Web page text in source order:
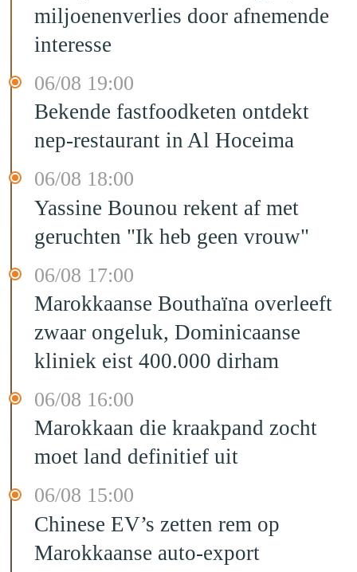
miljoenenverlies door afnemende
interesse
06/08 19:00
Bekende fastfoodketen ontdekt
nep-restaurant in Al Hoceima
06/08 18:00
Yassine Bounou rekent af met
geruchten "Ik heb geen vrouw"
06/08 17:00
Marokkaanse Bouthaïna overleeft
zwaar ongeluk, Dominicaanse
kliniek eist 400.000 dirham
06/08 16:00
Marokkaan die kraakpand zocht
moet land definitief uit
06/08 15:00
Chinese EV’s zetten rem op
Marokkaanse auto-export